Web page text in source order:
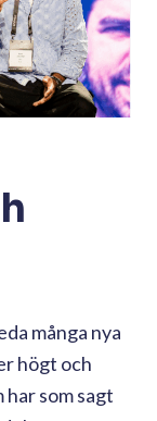
många nya
högt och
som sagt